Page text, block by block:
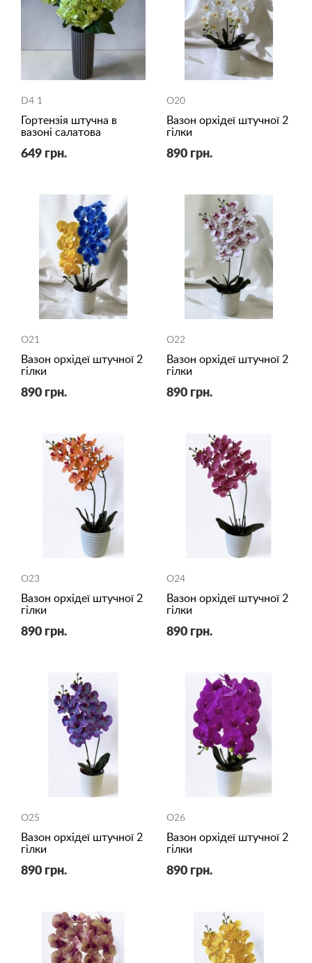
D4 1
Гортензія штучна в
вазоні салатова
649 грн.
O20
Вазон орхідеї штучної 2
гілки
890 грн.
O21
Вазон орхідеї штучної 2
гілки
890 грн.
O22
Вазон орхідеї штучної 2
гілки
890 грн.
O23
Вазон орхідеї штучної 2
гілки
890 грн.
O24
Вазон орхідеї штучної 2
гілки
890 грн.
O25
Вазон орхідеї штучної 2
гілки
890 грн.
O26
Вазон орхідеї штучної 2
гілки
890 грн.